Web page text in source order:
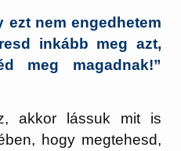
ezt nem engedhetem
inkább meg azt,
meg magadnak!”
akkor lássuk mit is
hogy megtehesd,